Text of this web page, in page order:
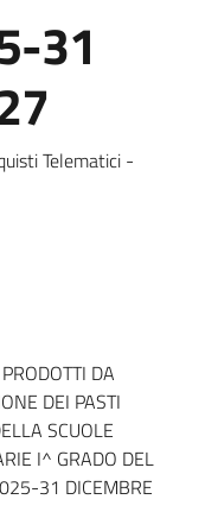
31
Telematici -
DA
DEI PASTI
SCUOLE
I^ GRADO DEL
31 DICEMBRE